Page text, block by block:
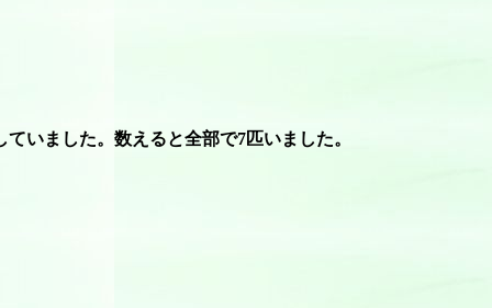
いました。数えると全部で7匹いました。